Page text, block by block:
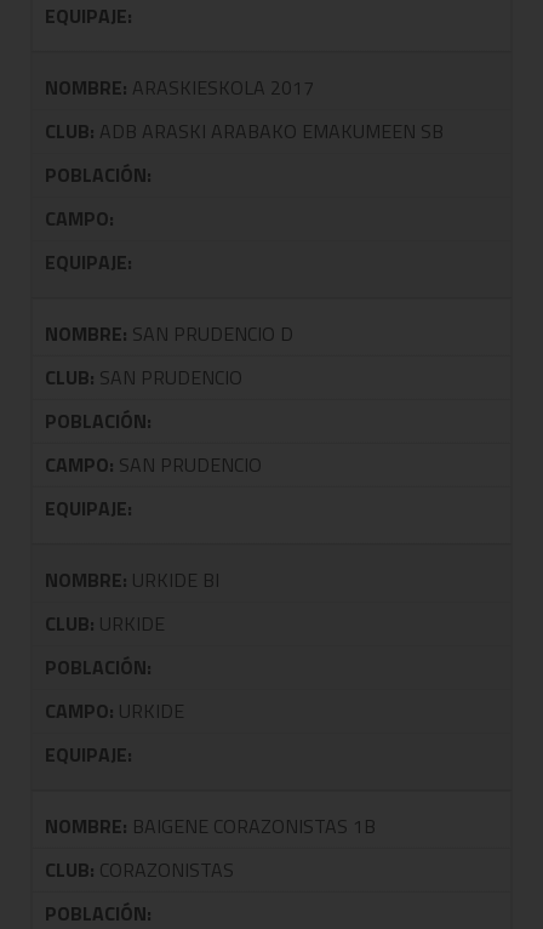
EQUIPAJE:
NOMBRE: ARASKIESKOLA 2017
CLUB: ADB ARASKI ARABAKO EMAKUMEEN SB
POBLACIÓN:
CAMPO:
EQUIPAJE:
NOMBRE: SAN PRUDENCIO D
CLUB: SAN PRUDENCIO
POBLACIÓN:
CAMPO: SAN PRUDENCIO
EQUIPAJE:
NOMBRE: URKIDE BI
CLUB: URKIDE
POBLACIÓN:
CAMPO: URKIDE
EQUIPAJE:
NOMBRE: BAIGENE CORAZONISTAS 1B
CLUB: CORAZONISTAS
POBLACIÓN: